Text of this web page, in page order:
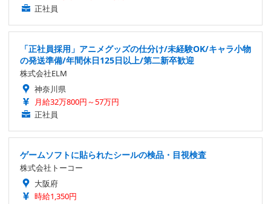
正社員
「正社員採用」アニメグッズの仕分け/未経験OK/キャラ小物
の発送準備/年間休日125日以上/第二新卒歓迎
株式会社ELM
神奈川県
月給32万800円～57万円
正社員
ゲームソフトに貼られたシールの検品・目視検査
株式会社トーコー
大阪府
時給1,350円